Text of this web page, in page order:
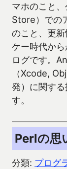
マホのこと
Store）での
のこと、更
ケー時代か
ログです。
（Xcode,
発）に関す
す。
Perlの思
分類: プログ